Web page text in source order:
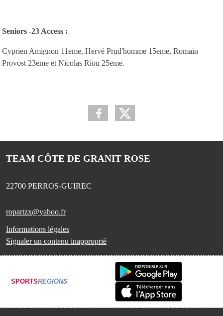
Seniors -23 Access :
Cyprien Amignon 11eme, Hervé Prud'homme 15eme, Romain
Provost 23eme et Nicolas Riou 25eme.
TEAM CÔTE DE GRANIT ROSE
22700 PERROS-GUIREC
ropartzx@yahoo.fr
Informations légales
Signaler un contenu inapproprié
SPORTSREGIONS